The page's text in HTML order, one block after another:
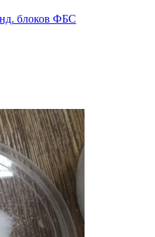
блоков ФБС